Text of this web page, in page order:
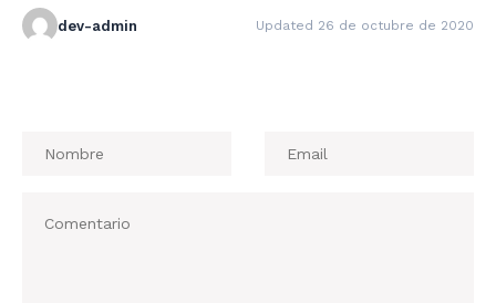
dev-admin Updated 26 de octubre de 2020